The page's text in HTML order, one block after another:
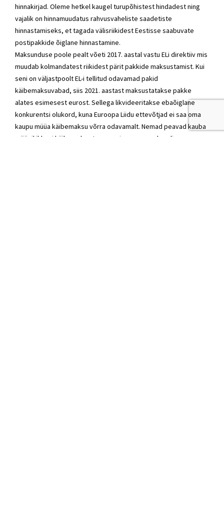
hinnakirjad. Oleme hetkel kaugel turupõhistest hindadest ning
vajalik on hinnamuudatus rahvusvaheliste saadetiste
hinnastamiseks, et tagada välisriikidest Eestisse saabuvate
postipakkide õiglane hinnastamine.
Maksunduse poole pealt võeti 2017. aastal vastu ELi direktiiv mis
muudab kolmandatest riikidest pärit pakkide maksustamist. Kui
seni on väljastpoolt EL-i tellitud odavamad pakid
käibemaksuvabad, siis 2021. aastast maksustatakse pakke
alates esimesest eurost. Sellega likvideeritakse ebaõiglane
konkurentsi olukord, kuna Euroopa Liidu ettevõtjad ei saa oma
kaupu müüa käibemaksu võrra odavamalt. Nemad peavad kauba
müügil ikkagi käibemaksu tasuma ning see annab eelise